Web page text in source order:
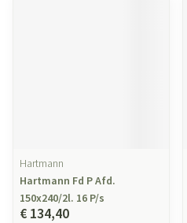
Hartmann
Hartmann Fd P Afd.
150x240/2l. 16 P/s
€ 134,40